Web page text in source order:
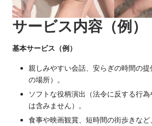
送
・
伴
サービス内容（例）
基本サービス（例）
親しみやすい会話、安らぎの時間の
の場所）。
ソフトな役柄演出（法令に反する行
は含みません）。
食事や映画観賞、短時間の街歩きな